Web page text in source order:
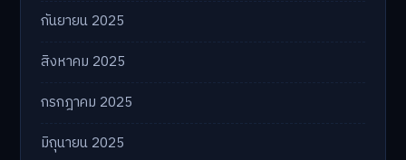
กันยายน 2025
สิงหาคม 2025
กรกฎาคม 2025
มิถุนายน 2025